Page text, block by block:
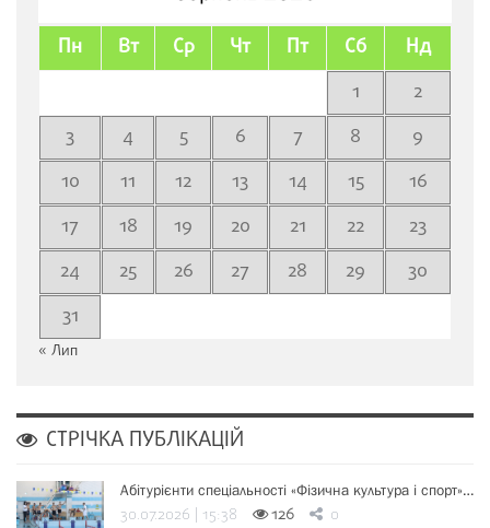
Пн Вт Ср Чт Пт Сб Нд
1
2
3
4 5 6 7 8
9
10
11 12 13 14 15
16
17
18 19 20 21 22
23
24
25 26 27 28 29
30
31
« Лип
СТРІЧКА ПУБЛІКАЦІЙ
Абітурієнти спеціальності «Фізична культура і спорт»…
30.07.2026 | 15:38 126 0